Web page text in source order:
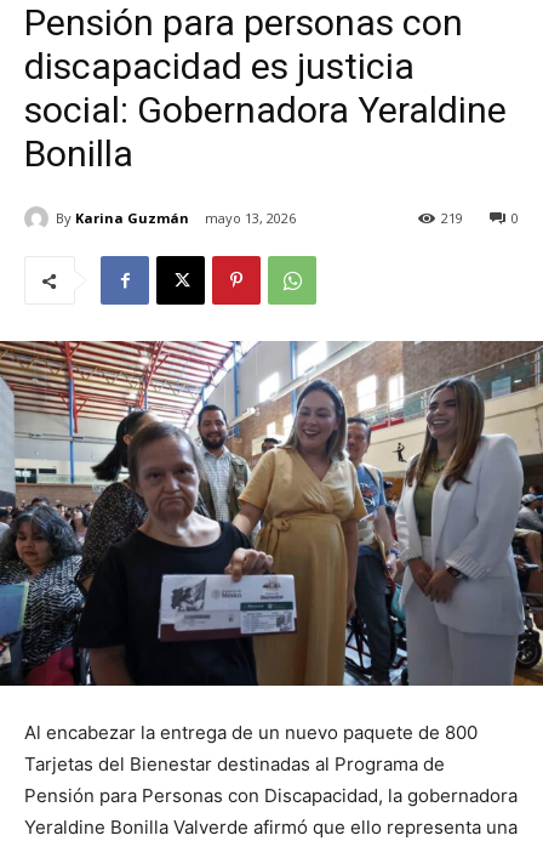
Pensión para personas con
discapacidad es justicia
social: Gobernadora Yeraldine
Bonilla
By Karina Guzmán mayo 13, 2026 0
219
Al encabezar la entrega de un nuevo paquete de 800
Tarjetas del Bienestar destinadas al Programa de
Pensión para Personas con Discapacidad, la gobernadora
Yeraldine Bonilla Valverde afirmó que ello representa una